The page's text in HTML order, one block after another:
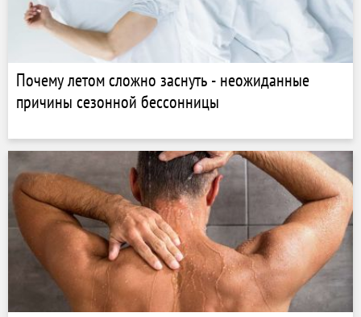
Почему летом сложно заснуть - неожиданные
причины сезонной бессонницы